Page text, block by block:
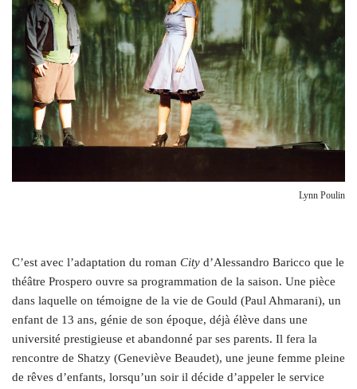
Lynn Poulin
C’est avec l’adaptation du roman City d’Alessandro Baricco que le
théâtre Prospero ouvre sa programmation de la saison. Une pièce
dans laquelle on témoigne de la vie de Gould (Paul Ahmarani), un
enfant de 13 ans, génie de son époque, déjà élève dans une
université prestigieuse et abandonné par ses parents. Il fera la
rencontre de Shatzy (Geneviève Beaudet), une jeune femme pleine
de rêves d’enfants, lorsqu’un soir il décide d’appeler le service